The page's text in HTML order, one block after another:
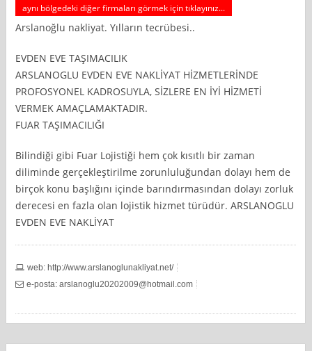
aynı bölgedeki diğer firmaları görmek için tıklayınız...
Arslanoğlu nakliyat. Yılların tecrübesi..
EVDEN EVE TAŞIMACILIK
ARSLANOGLU EVDEN EVE NAKLİYAT HİZMETLERİNDE
PROFOSYONEL KADROSUYLA, SİZLERE EN İYİ HİZMETİ
VERMEK AMAÇLAMAKTADIR.
FUAR TAŞIMACILIĞI
Bilindiği gibi Fuar Lojistiği hem çok kısıtlı bir zaman
diliminde gerçekleştirilme zorunluluğundan dolayı hem de
birçok konu başlığını içinde barındırmasından dolayı zorluk
derecesi en fazla olan lojistik hizmet türüdür. ARSLANOGLU
EVDEN EVE NAKLİYAT
web: http://www.arslanoglunakliyat.net/
e-posta:arslanoglu20202009@hotmail.com